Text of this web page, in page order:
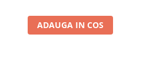
ADAUGA IN COS